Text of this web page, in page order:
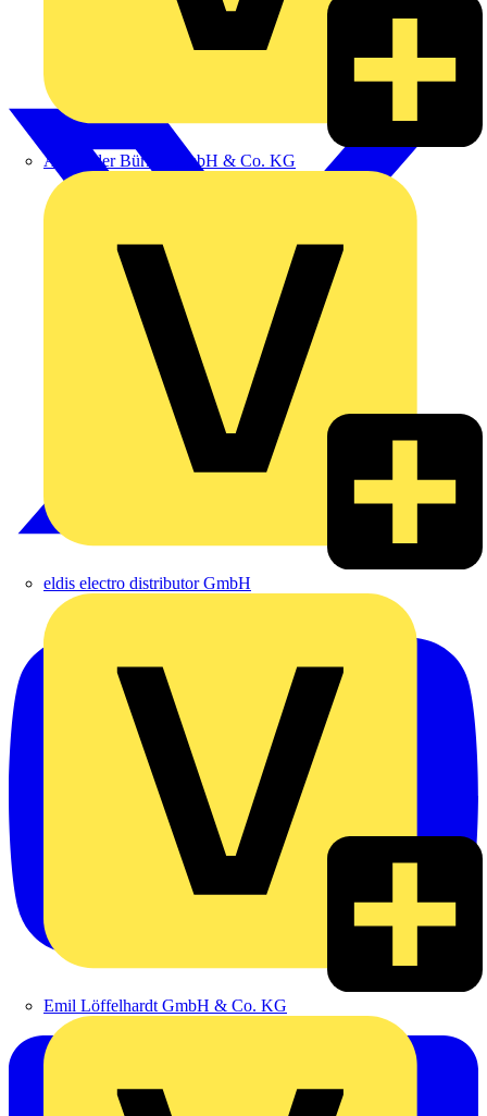
Alexander Bürkle GmbH & Co. KG
eldis electro distributor GmbH
Emil Löffelhardt GmbH & Co. KG